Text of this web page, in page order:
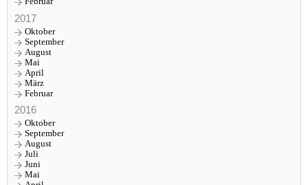
2017
Oktober
September
August
Mai
April
März
Februar
2016
Oktober
September
August
Juli
Juni
Mai